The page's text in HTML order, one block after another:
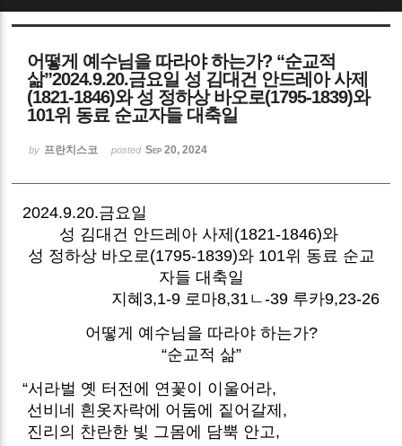
어떻게 예수님을 따라야 하는가? “순교적
삶”2024.9.20.금요일 성 김대건 안드레아 사제
(1821-1846)와 성 정하상 바오로(1795-1839)와
101위 동료 순교자들 대축일
by 프란치스코 posted Sep 20, 2024
2024.9.20.금요일
성 김대건 안드레아 사제(1821-1846)와
성 정하상 바오로(1795-1839)와 101위 동료 순교
자들 대축일
지혜3,1-9 로마8,31ㄴ-39 루카9,23-26
어떻게 예수님을 따라야 하는가?
“순교적 삶”
“서라벌 옛 터전에 연꽃이 이울어라,
선비네 흰옷자락에 어둠에 짙어갈제,
진리의 찬란한 빛 그몸에 담뿍 안고,
Sketchbook5, 스케치북5
Sketchbook5, 스케치북5